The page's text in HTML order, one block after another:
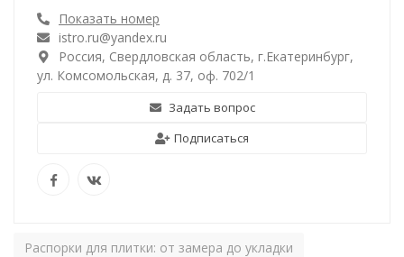
Показать номер
istro.ru@yandex.ru
Россия, Свердловская область, г.Екатеринбург,
ул. Комсомольская, д. 37, оф. 702/1
Задать вопрос
Подписаться
Распорки для плитки: от замера до укладки